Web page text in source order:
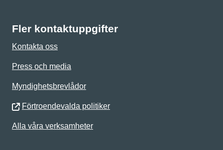
Fler kontaktuppgifter
Kontakta oss
Press och media
Myndighetsbrevlådor
Förtroendevalda politiker
Alla våra verksamheter